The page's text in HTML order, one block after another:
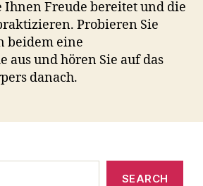
Ihnen Freude bereitet und die
Probieren Sie
beidem eine
aus und hören Sie auf das
danach.
SEARCH